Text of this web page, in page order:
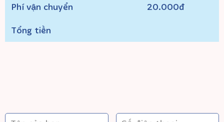
Phí vận chuyển
20.000đ
Tổng tiền